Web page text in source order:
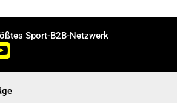
Sport-B2B-Netzwerk